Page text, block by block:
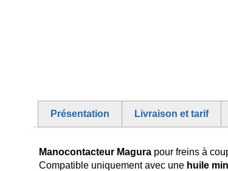
Présentation Livraison et tarif
Manocontacteur Magura pour freins à
Compatible uniquement avec une huile